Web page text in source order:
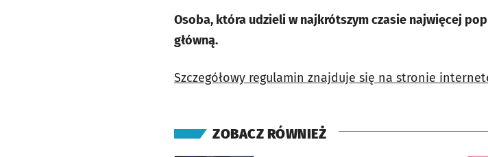
Osoba, która udzieli w najkrótszym czasie najwięcej
główną.
Szczegółowy regulamin znajduje się na stronie
ZOBACZ RÓWNIEŻ